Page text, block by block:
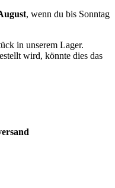
, wenn du bis Sonntag
in unserem Lager.
wird, könnte dies das